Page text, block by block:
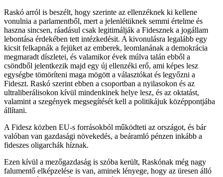
Raskó arról is beszélt, hogy szerinte az ellenzéknek ki kellene
vonulnia a parlamentből, mert a jelenlétüknek semmi értelme és
haszna sincsen, ráadásul csak legitimálják a Fidesznek a jogállam
lebontása érdekében tett intézkedésit. A kivonulásra legalább egy
kicsit felkapnák a fejüket az emberek, leomlanának a demokrácia
megmaradt díszletei, és valamikor évek múlva talán ebből a
csöndből jelentkezik majd egy új ellenzéki erő, ami képes lesz
egységbe tömöríteni maga mögött a választókat és legyőzni a
Fideszt. Raskó szerint ebben a csoportban a nyilasokon és az
ultraliberálisokon kívül mindenkinek helye lesz, és az oktatást,
valamint a szegények megsegítését kell a politikájuk középpontjába
állítani.
A Fidesz közben EU-s forrásokból működteti az országot, és bár
valóban van gazdasági növekedés, a beáramló pénzen inkább a
fideszes oligarchák híznak.
Ezen kívül a mezőgazdaság is szóba került, Raskónak még nagy
falumentő elképzelése is van, aminek lényege, hogy az üresen álló